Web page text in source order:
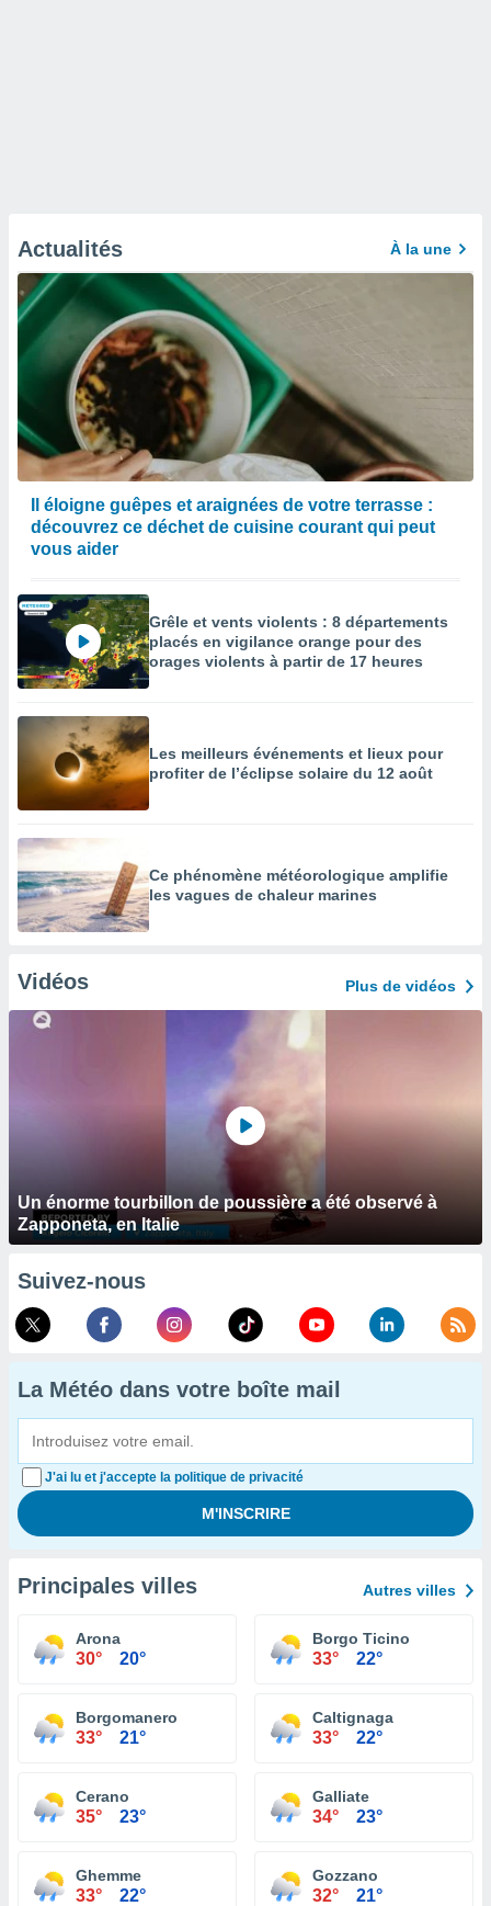
Actualités À la une
Il éloigne guêpes et araignées de votre terrasse :
découvrez ce déchet de cuisine courant qui peut
vous aider
Grêle et vents violents : 8 départements
placés en vigilance orange pour des
orages violents à partir de 17 heures
Les meilleurs événements et lieux pour
profiter de l’éclipse solaire du 12 août
Ce phénomène météorologique amplifie
les vagues de chaleur marines
Vidéos Plus de vidéos
Un énorme tourbillon de poussière a été observé à
Zapponeta, en Italie
Suivez-nous
La Météo dans votre boîte mail
J'ai lu et j'accepte la politique de privacité
Principales villes Autres villes
Arona
30° 20°
Borgo Ticino
33° 22°
Borgomanero
33° 21°
Caltignaga
33° 22°
Cerano
35° 23°
Galliate
34° 23°
Ghemme
33° 22°
Gozzano
32° 21°